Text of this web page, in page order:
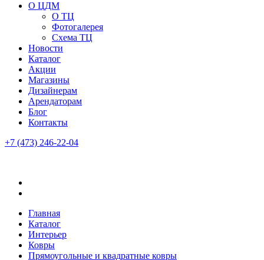
О ЦДМ
О ТЦ
Фотогалерея
Схема ТЦ
Новости
Каталог
Акции
Магазины
Дизайнерам
Арендаторам
Блог
Контакты
+7 (473) 246-22-04
Главная
Каталог
Интерьер
Ковры
Прямоугольные и квадратные ковры